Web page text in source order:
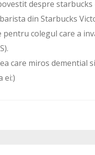
despre
din Starbucks
colegul care a
care miros
ei:)